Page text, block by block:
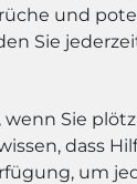
und
Sie
Sie
dass
um